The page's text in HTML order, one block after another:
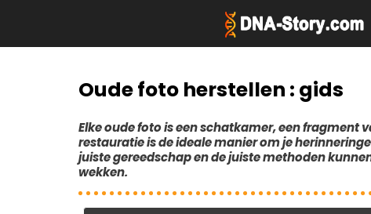
inhoud
BESTE DNA-TEST VOOR
BESTE DNA-TEST VOOR
BESTE DNA-TEST VOOR
BESTE GENEALOGIEWEBSITE
BESTE GENEALOGIE-APP
GENEALOGISCH ONDERZOEK
ACHTERNAAM
Oude foto herstellen : gids
Elke oude foto is een schatkamer, een fragment
restauratie is de ideale manier om je
juiste gereedschap en de juiste methoden
wekken.